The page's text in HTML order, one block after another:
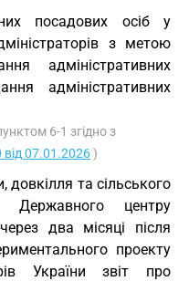
посадових осіб у
з метою
адміністративних
адміністративних
6-1 згідно з
07.01.2026)
довкілля та сільського
Державного центру
два місяці після
проекту
України звіт про